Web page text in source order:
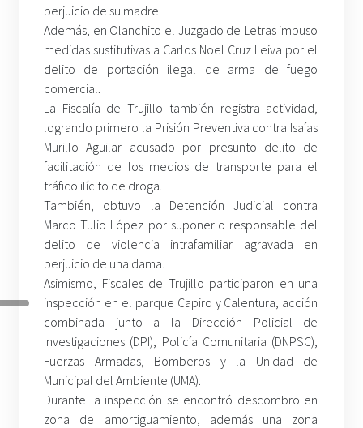
perjuicio de su madre.
Además, en Olanchito el Juzgado de Letras impuso
medidas sustitutivas a Carlos Noel Cruz Leiva por el
delito de portación ilegal de arma de fuego
comercial.
La Fiscalía de Trujillo también registra actividad,
logrando primero la Prisión Preventiva contra Isaías
Murillo Aguilar acusado por presunto delito de
facilitación de los medios de transporte para el
tráfico ilícito de droga.
También, obtuvo la Detención Judicial contra
Marco Tulio López por suponerlo responsable del
delito de violencia intrafamiliar agravada en
perjuicio de una dama.
Asimismo, Fiscales de Trujillo participaron en una
inspección en el parque Capiro y Calentura, acción
combinada junto a la Dirección Policial de
Investigaciones (DPI), Policía Comunitaria (DNPSC),
Fuerzas Armadas, Bomberos y la Unidad de
Municipal del Ambiente (UMA).
Durante la inspección se encontró descombro en
zona de amortiguamiento, además una zona